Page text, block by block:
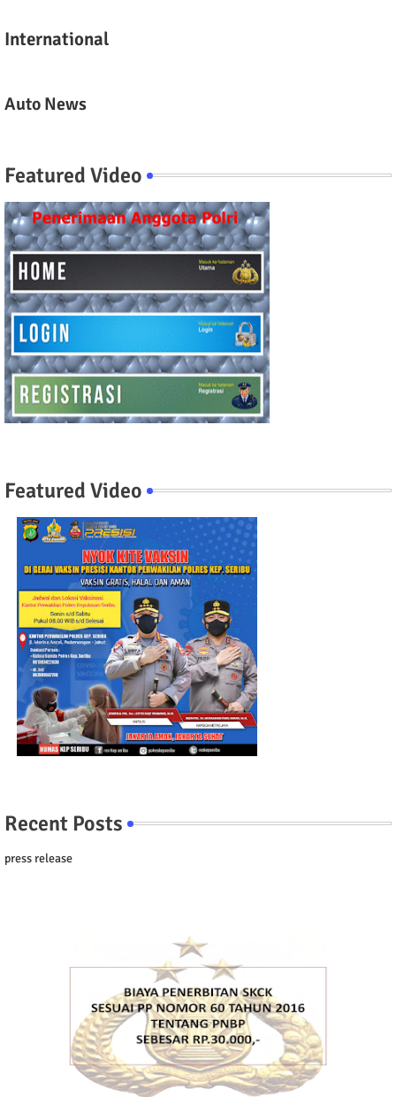
International
Auto News
Featured Video
Featured Video
Recent Posts
press release